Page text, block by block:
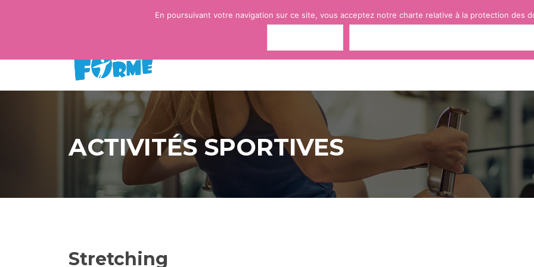
ACTIVITÉS SPORTIVES INSTALLATIONS SPORTIVES
ACTIVITÉS SPORTIVES
Stretching
En poursuivant votre navigation sur ce site, vous acceptez notre charte relative à la protection des